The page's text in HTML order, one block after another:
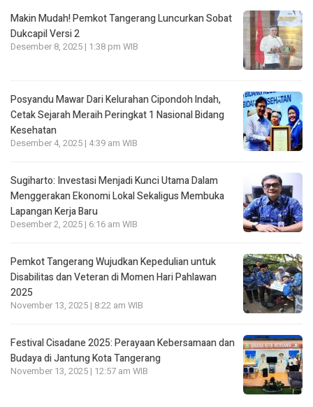
Makin Mudah! Pemkot Tangerang Luncurkan Sobat
Dukcapil Versi 2
Desember 8, 2025 | 1:38 pm WIB
Posyandu Mawar Dari Kelurahan Cipondoh lndah,
Cetak Sejarah Meraih Peringkat 1 Nasional Bidang
Kesehatan
Desember 4, 2025 | 4:39 am WIB
Sugiharto: Investasi Menjadi Kunci Utama Dalam
Menggerakan Ekonomi Lokal Sekaligus Membuka
Lapangan Kerja Baru
Desember 2, 2025 | 6:16 am WIB
Pemkot Tangerang Wujudkan Kepedulian untuk
Disabilitas dan Veteran di Momen Hari Pahlawan
2025
November 13, 2025 | 8:22 am WIB
Festival Cisadane 2025: Perayaan Kebersamaan dan
Budaya di Jantung Kota Tangerang
November 13, 2025 | 12:57 am WIB